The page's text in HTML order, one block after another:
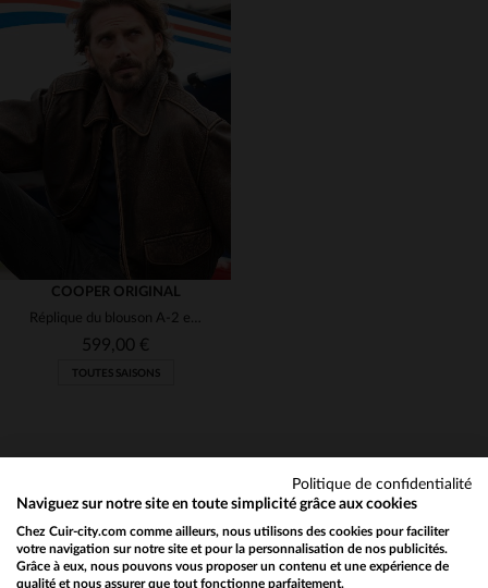
TAILLES DISPONIBLES
3XL
TAILLES DISPONIBLES
COOPER ORIGINAL
Réplique du blouson A-2 en cuir vieilli, hommage aux héros de la WWII.
599,00 €
TOUTES SAISONS
NEWSLETTER
Recevez par mail nos promos
Politique de confidentialité
Naviguez sur notre site en toute simplicité grâce aux cookies
Chez Cuir-city.com comme ailleurs, nous utilisons des cookies pour faciliter
votre navigation sur notre site et pour la personnalisation de nos publicités.
Grâce à eux, nous pouvons vous proposer un contenu et une expérience de
qualité et nous assurer que tout fonctionne parfaitement.